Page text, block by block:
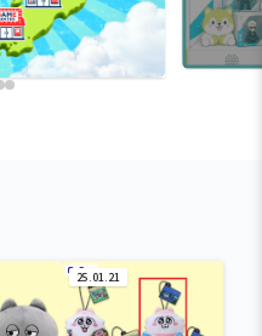
25.01.21